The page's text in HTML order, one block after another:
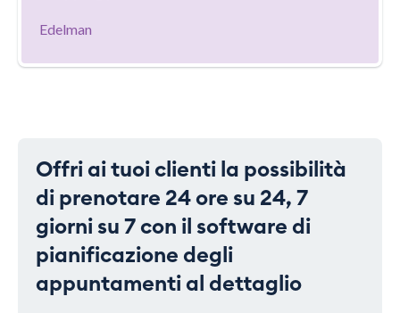
Edelman
Offri ai tuoi clienti la possibilità
di prenotare 24 ore su 24, 7
giorni su 7 con il software di
pianificazione degli
appuntamenti al dettaglio